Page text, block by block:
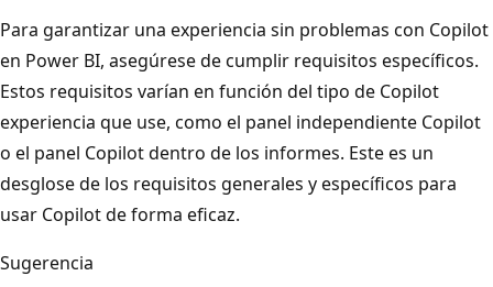
Para garantizar una experiencia sin problemas con Copilot
en Power BI, asegúrese de cumplir requisitos específicos.
Estos requisitos varían en función del tipo de Copilot
experiencia que use, como el panel independiente Copilot
o el panel Copilot dentro de los informes. Este es un
desglose de los requisitos generales y específicos para
usar Copilot de forma eficaz.
Sugerencia